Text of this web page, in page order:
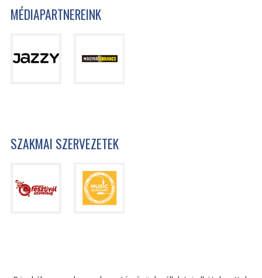
MÉDIAPARTNEREINK
SZAKMAI SZERVEZETEK